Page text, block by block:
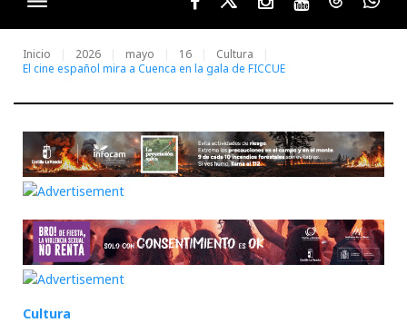
FacebookTwitterInstagram
YoutubeThreads
Inicio 2026 mayo 16
Cultura
El cine español mira a Cuenca en la gala de FICCUE
Cultura